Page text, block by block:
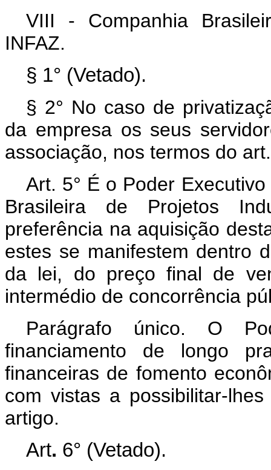
VIII - Companhia
INFAZ.
§ 1° (Vetado).
§ 2° No caso de
da empresa os seus
associação, nos termos do
Art. 5° É o Poder
Brasileira de Projetos
preferência na aquisição
estes se manifestem dentro
da lei, do preço final de
intermédio de concorrência
Parágrafo único. O
financiamento de longo
financeiras de fomento
com vistas a possibilitar-
artigo.
Art. 6° (Vetado).